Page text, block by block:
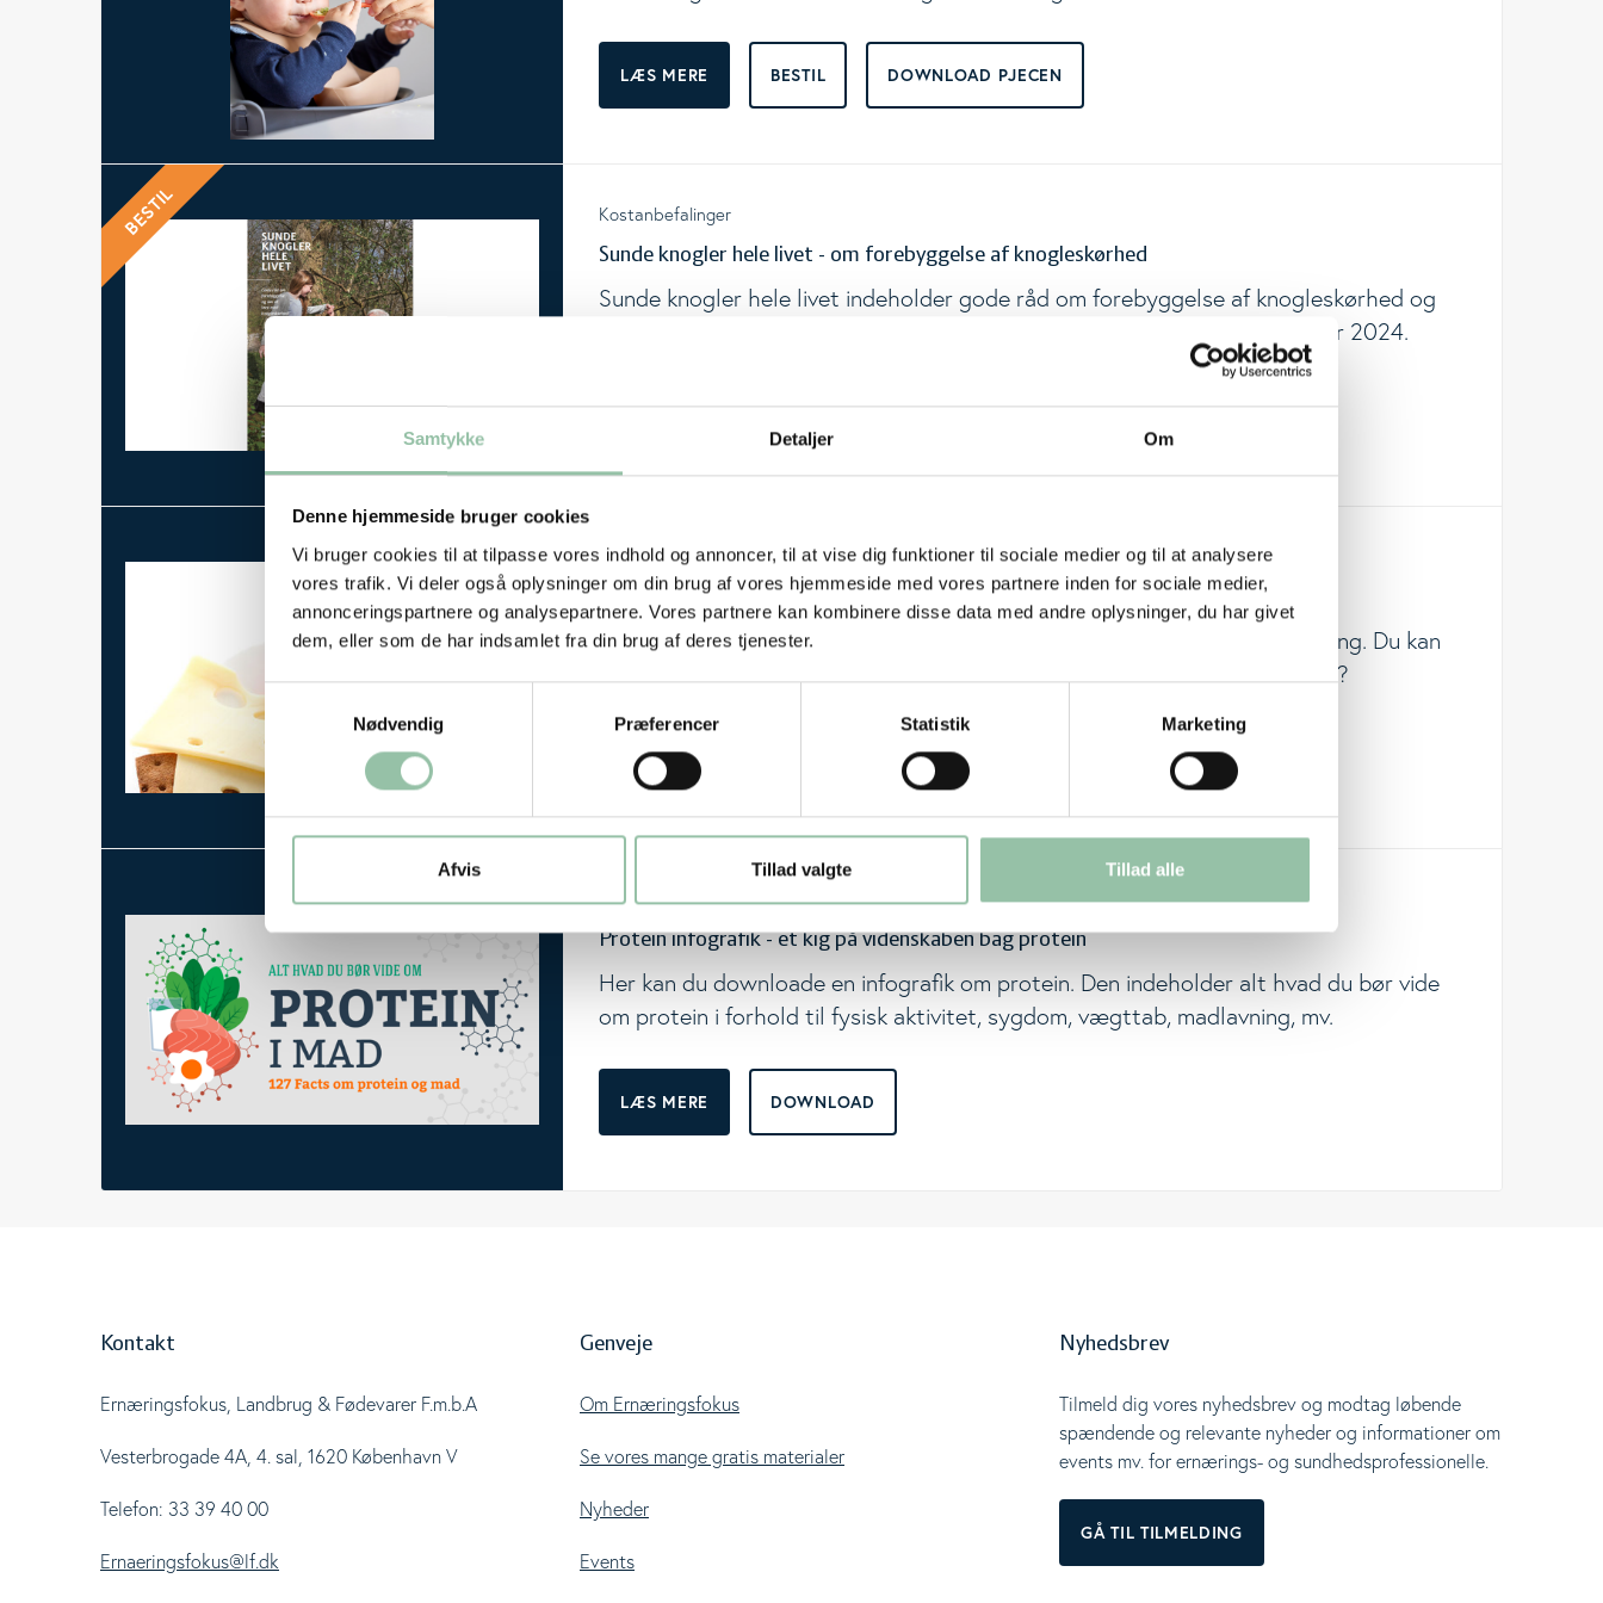
Samtykke Detaljer Om
Denne hjemmeside bruger cookies
Vi bruger cookies til at tilpasse vores indhold og annoncer, til at vise dig funktioner til sociale medier og til at analysere
vores trafik. Vi deler også oplysninger om din brug af vores hjemmeside med vores partnere inden for sociale medier,
annonceringspartnere og analysepartnere. Vores partnere kan kombinere disse data med andre oplysninger, du har givet
dem, eller som de har indsamlet fra din brug af deres tjenester.
Samtykkevalg
Nødvendig
Præferencer Statistik Marketing
Afvis Tillad valgte Tillad alle
Kostanbefalinger
Toggle Level
LÆS MERE BESTIL DOWNLOAD PJECEN
BESTIL Kostanbefalinger
Sunde knogler hele livet - om forebyggelse af knogleskørhed
Sunde knogler hele livet indeholder gode råd om forebyggelse af knogleskørhed og
om at leve et godt liv med knogleskørhed. Pjecen er opdateret i december 2024.
Sunde knogler hele livet - om forebyggelse af knogleskørhed
Kostanbefalinger
Faktaark med viden om protein
I disse faktaatk kan du læse mere om protein og mæthed, ældre og træning. Du kan
bla. få svar på hvorfor proteiner er vigtige og hvilke proteinkilder er bedst?
LÆS MERE DOWNLOAD GENEREL VIDEN
Faktaark med viden om protein
Næringsstoffer
Protein infografik - et kig på videnskaben bag protein
Her kan du downloade en infografik om protein. Den indeholder alt hvad du bør vide
om protein i forhold til fysisk aktivitet, sygdom, vægttab, madlavning, mv.
LÆS MERE DOWNLOAD
Protein infografik - et kig på videnskaben bag protein
Kontakt
Ernæringsfokus, Landbrug & Fødevarer F.m.b.A
Vesterbrogade 4A, 4. sal, 1620 København V
Telefon: 33 39 40 00
Ernaeringsfokus@lf.dk
Genveje
Om Ernæringsfokus
Se vores mange gratis materialer
Nyheder
Events
Nyhedsbrev
Tilmeld dig vores nyhedsbrev og modtag løbende
spændende og relevante nyheder og informationer om
events mv. for ernærings- og sundhedsprofessionelle.
GÅ TIL TILMELDING